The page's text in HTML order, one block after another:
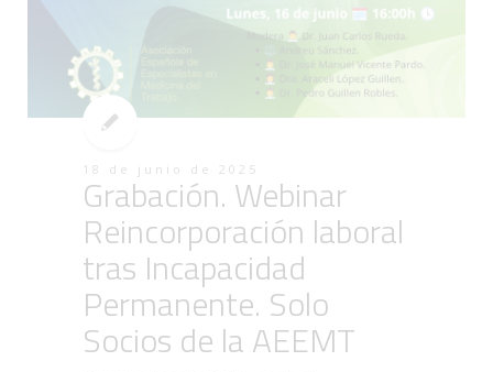
18 de junio de 2025
Grabación. Webinar
Reincorporación laboral
tras Incapacidad
Permanente. Solo
Socios de la AEEMT